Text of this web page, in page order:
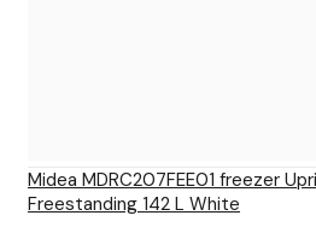
Midea MDRC207FEE01 freezer
Freestanding 142 L White